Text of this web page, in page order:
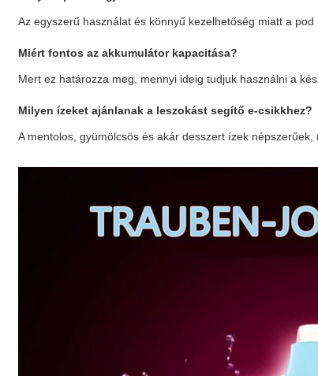
Az egyszerű használat és könnyű kezelhetőség miatt a
Miért fontos az akkumulátor kapacitása?
Mert ez határozza meg, mennyi ideig tudjuk használni a
Milyen ízeket ajánlanak a leszokást segítő e-csikkhez?
A mentolos, gyümölcsös és akár desszert ízek